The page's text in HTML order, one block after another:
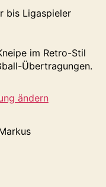
bis Ligaspieler
im Retro-Stil
Übertragungen.
ändern